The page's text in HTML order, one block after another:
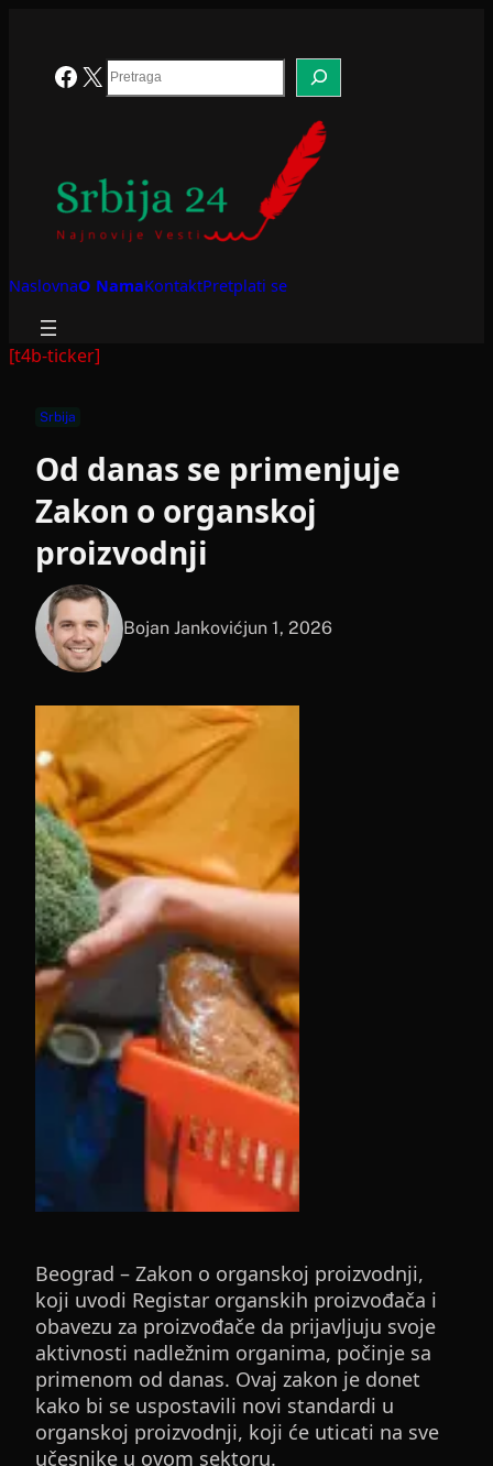
Facebook
X Search
NaslovnaO NamaKontaktPretplati se
[t4b-ticker]
Srbija
Od danas se primenjuje
Zakon o organskoj
proizvodnji
Bojan Jankovićjun 1, 2026
Beograd – Zakon o organskoj proizvodnji,
koji uvodi Registar organskih proizvođača i
obavezu za proizvođače da prijavljuju svoje
aktivnosti nadležnim organima, počinje sa
primenom od danas. Ovaj zakon je donet
kako bi se uspostavili novi standardi u
organskoj proizvodnji, koji će uticati na sve
učesnike u ovom sektoru.